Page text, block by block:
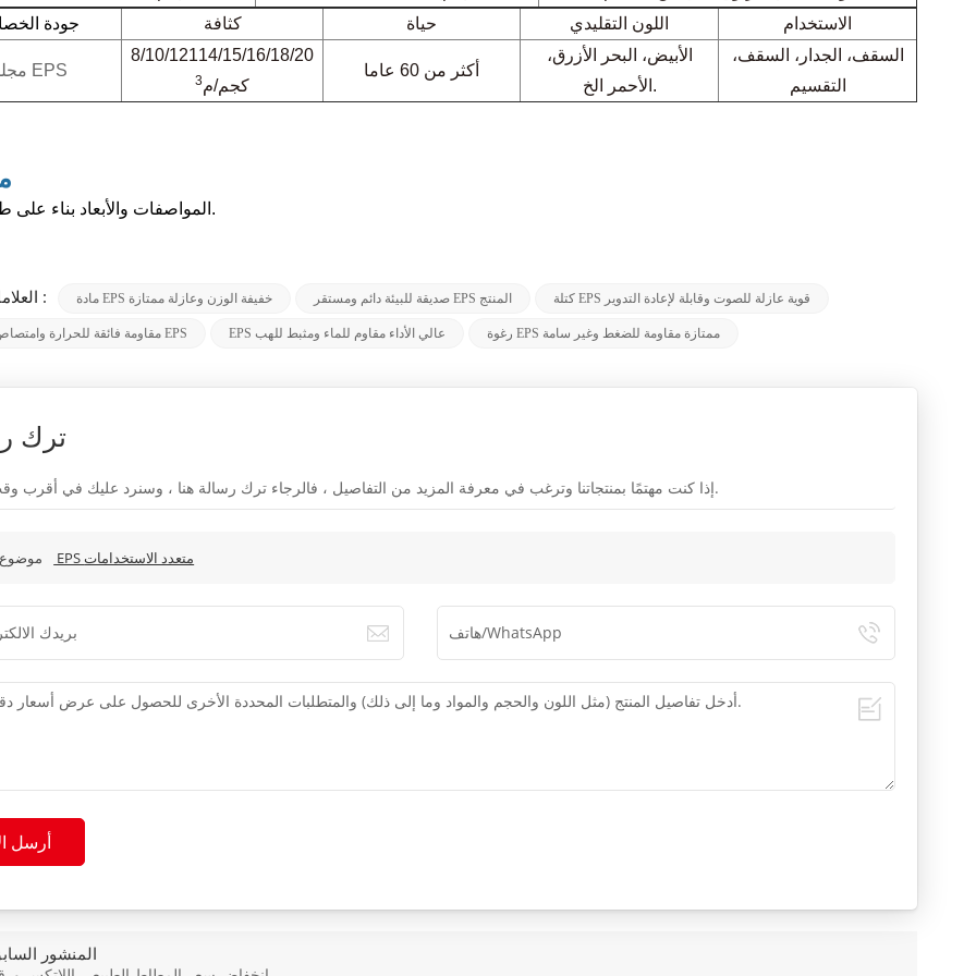
جودة
كثافة حياة اللون التقليدي الاستخدام
مجلس EPS
8/10/12114/15/16/18/20
كجم/م3
أكثر من 60 عاما
الأبيض، البحر الأزرق،
الأحمر الخ.
السقف، الجدار، السقف،
التقسيم
المواصفات والأبعاد بناء على طلب العميل.
العلامات الساخنة : مادة EPS خفيفة الوزن وعازلة ممتازة صديقة للبيئة دائم ومستقر EPS المنتج كتلة EPS قوية عازلة للصوت وقابلة لإعادة التدوير
مقاومة فائقة للحرارة وامتصاص الصدمات EPS EPS عالي الأداء مقاوم للماء ومثبط للهب رغوة EPS ممتازة مقاومة للضغط وغير سامة
ترك
إذا كنت مهتمًا بمنتجاتنا وترغب في معرفة المزيد من التفاصيل ، فالرجاء ترك رسالة هنا ، وسنرد عليك في أقرب وقت ممكن.
عزل EPS متعدد الاستخدامات
أرسل
المنشور